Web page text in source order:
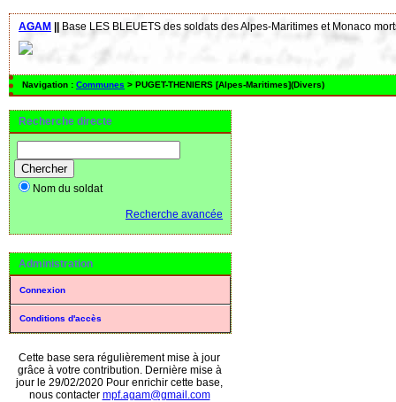
AGAM Base LES BLEUETS des soldats des Alpes-Maritimes et Monaco
Navigation : Communes > PUGET-THENIERS [Alpes-Maritimes](Divers)
Recherche directe
Nom du soldat
Recherche avancée
Administration
Connexion
Conditions d'accès
Cette base sera régulièrement mise à jour
grâce à votre contribution. Dernière mise à
jour le 29/02/2020 Pour enrichir cette base,
nous contacter mpf.agam@gmail.com